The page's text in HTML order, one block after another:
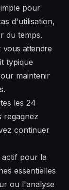
pour
d'utilisation,
du temps.
vous attendre
typique
maintenir
les 24
regagnez
continuer
actif pour la
essentielles
ou l'analyse